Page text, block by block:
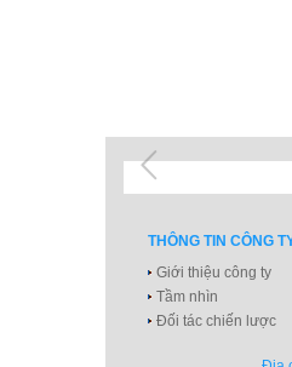
THÔNG TIN CÔNG
Giới thiệu công ty
Tầm nhìn
Đối tác chiến lược